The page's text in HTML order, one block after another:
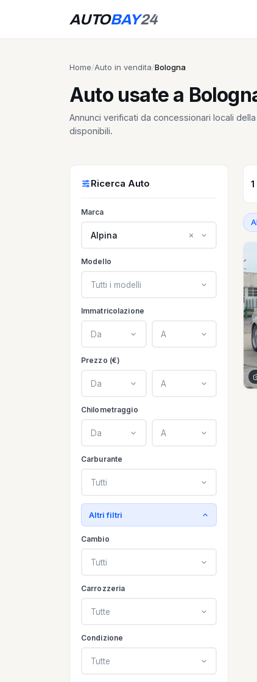
AUTOBAY24
Home/Auto in vendita/Bologna
Auto usate a
Annunci verificati da concessionari locali
disponibili.
Ricerca Auto
Marca
Alpina
Modello
Tutti i modelli
Immatricolazione
Da A
Prezzo (€)
Da A
Chilometraggio
Da A
Carburante
Tutti
Altri filtri
Cambio
Tutti
Carrozzeria
Tutte
Condizione
Tutte
1